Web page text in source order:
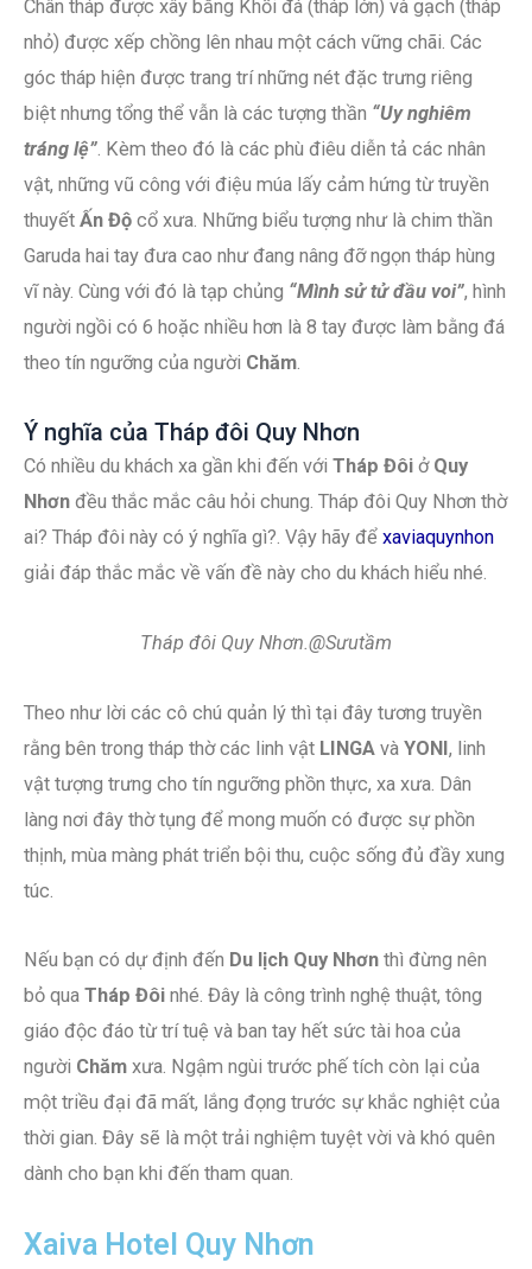
Chân tháp được xây bằng Khối đá (tháp lớn) và gạch (tháp
nhỏ) được xếp chồng lên nhau một cách vững chãi. Các
góc tháp hiện được trang trí những nét đặc trưng riêng
biệt nhưng tổng thể vẫn là các tượng thần “Uy nghiêm
tráng lệ”. Kèm theo đó là các phù điêu diễn tả các nhân
vật, những vũ công với điệu múa lấy cảm hứng từ truyền
thuyết Ấn Độ cổ xưa. Những biểu tượng như là chim thần
Garuda hai tay đưa cao như đang nâng đỡ ngọn tháp hùng
vĩ này. Cùng với đó là tạp chủng “Mình sử tử đầu voi”, hình
người ngồi có 6 hoặc nhiều hơn là 8 tay được làm bằng đá
theo tín ngưỡng của người Chăm.
Ý nghĩa của Tháp đôi Quy Nhơn
Có nhiều du khách xa gần khi đến với Tháp Đôi ở Quy
Nhơn đều thắc mắc câu hỏi chung. Tháp đôi Quy Nhơn thờ
ai? Tháp đôi này có ý nghĩa gì?. Vậy hãy để xaviaquynhon
giải đáp thắc mắc về vấn đề này cho du khách hiểu nhé.
Tháp đôi Quy Nhơn.@Sưutầm
Theo như lời các cô chú quản lý thì tại đây tương truyền
rằng bên trong tháp thờ các linh vật LINGA và YONI, linh
vật tượng trưng cho tín ngưỡng phồn thực, xa xưa. Dân
làng nơi đây thờ tụng để mong muốn có được sự phồn
thịnh, mùa màng phát triển bội thu, cuộc sống đủ đầy xung
túc.
Nếu bạn có dự định đến Du lịch Quy Nhơn thì đừng nên
bỏ qua Tháp Đôi nhé. Đây là công trình nghệ thuật, tông
giáo độc đáo từ trí tuệ và ban tay hết sức tài hoa của
người Chăm xưa. Ngậm ngùi trước phế tích còn lại của
một triều đại đã mất, lắng đọng trước sự khắc nghiệt của
thời gian. Đây sẽ là một trải nghiệm tuyệt vời và khó quên
dành cho bạn khi đến tham quan.
Xaiva Hotel Quy Nhơn